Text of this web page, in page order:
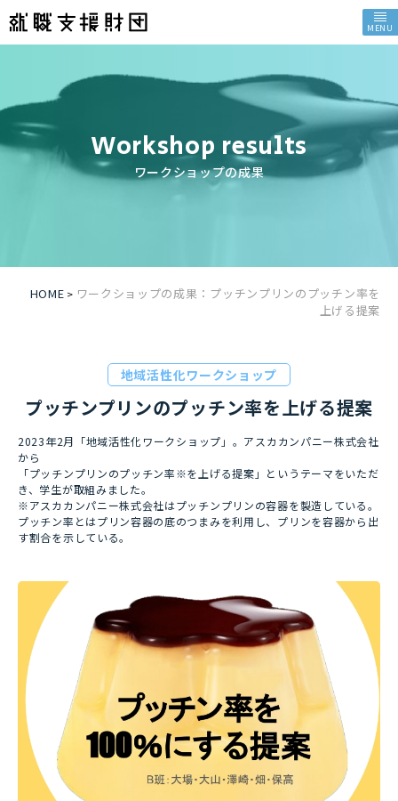
MENU
Workshop results
ワークショップの成果
HOME > ワークショップの成果：プッチンプリンのプッチン率を
上げる提案
地域活性化ワークショップ
プッチンプリンのプッチン率を上げる提案
2023年2月「地域活性化ワークショップ」。アスカカンパニー株式会社
から
「プッチンプリンのプッチン率※を上げる提案」というテーマをいただ
き、学生が取組みました。
※アスカカンパニー株式会社はプッチンプリンの容器を製造している。
プッチン率とはプリン容器の底のつまみを利用し、プリンを容器から出
す割合を示している。